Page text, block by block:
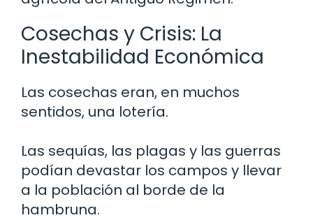
Cosechas y Crisis: La
Inestabilidad Económica
Las cosechas eran, en muchos
sentidos, una lotería.
Las sequías, las plagas y las guerras
podían devastar los campos y llevar
a la población al borde de la
hambruna.